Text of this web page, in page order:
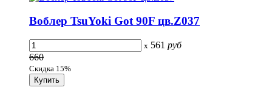
Воблер TsuYoki Got 90F цв.Z037
x 561 руб
660
Скидка 15%